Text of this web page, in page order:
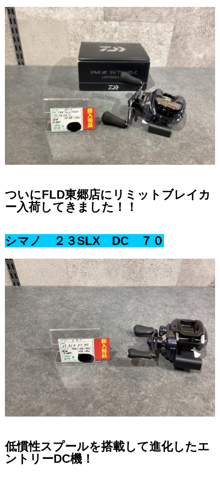
ついにFLD東郷店にリミットブレイカ
ー入荷してきました！！
シマノ ２３SLX DC ７０
低慣性スプールを搭載して進化したエ
ントリーDC機！